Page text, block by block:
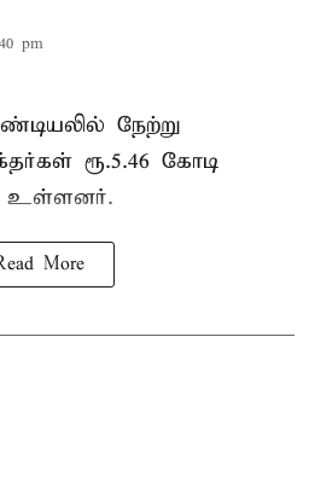
pm
நேற்று
ரூ.5.46 கோடி
உள்ளனர்.
More